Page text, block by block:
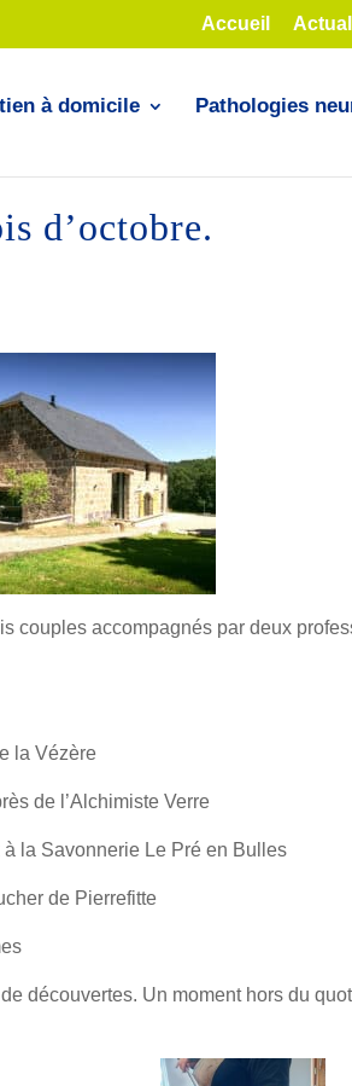
Accueil
à domicile Pathologies
d’octobre.
couples accompagnés par deux
la Vézère
de l’Alchimiste Verre
la Savonnerie Le Pré en Bulles
de Pierrefitte
découvertes. Un moment hors du